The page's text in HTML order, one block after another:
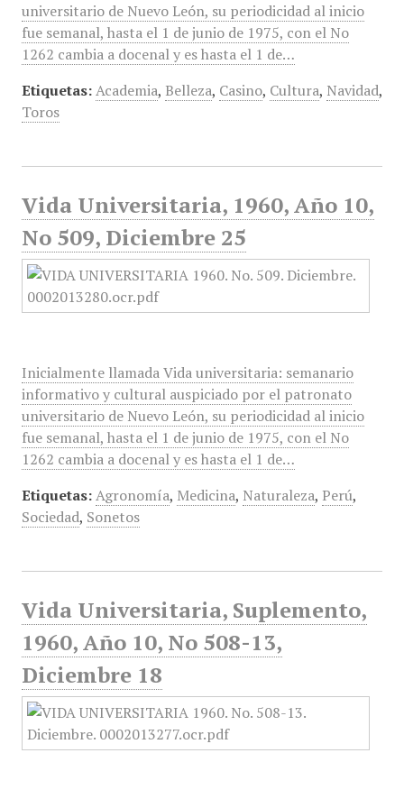
universitario de Nuevo León, su periodicidad al inicio
fue semanal, hasta el 1 de junio de 1975, con el No
1262 cambia a docenal y es hasta el 1 de…
Etiquetas: Academia, Belleza, Casino, Cultura, Navidad,
Toros
Vida Universitaria, 1960, Año 10,
No 509, Diciembre 25
Inicialmente llamada Vida universitaria: semanario
informativo y cultural auspiciado por el patronato
universitario de Nuevo León, su periodicidad al inicio
fue semanal, hasta el 1 de junio de 1975, con el No
1262 cambia a docenal y es hasta el 1 de…
Etiquetas: Agronomía, Medicina, Naturaleza, Perú,
Sociedad, Sonetos
Vida Universitaria, Suplemento,
1960, Año 10, No 508-13,
Diciembre 18